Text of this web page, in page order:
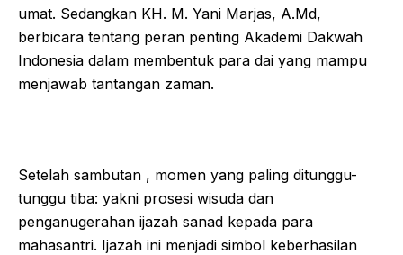
umat. Sedangkan KH. M. Yani Marjas, A.Md,
berbicara tentang peran penting Akademi Dakwah
Indonesia dalam membentuk para dai yang mampu
menjawab tantangan zaman.
Setelah sambutan , momen yang paling ditunggu-
tunggu tiba: yakni prosesi wisuda dan
penganugerahan ijazah sanad kepada para
mahasantri. Ijazah ini menjadi simbol keberhasilan